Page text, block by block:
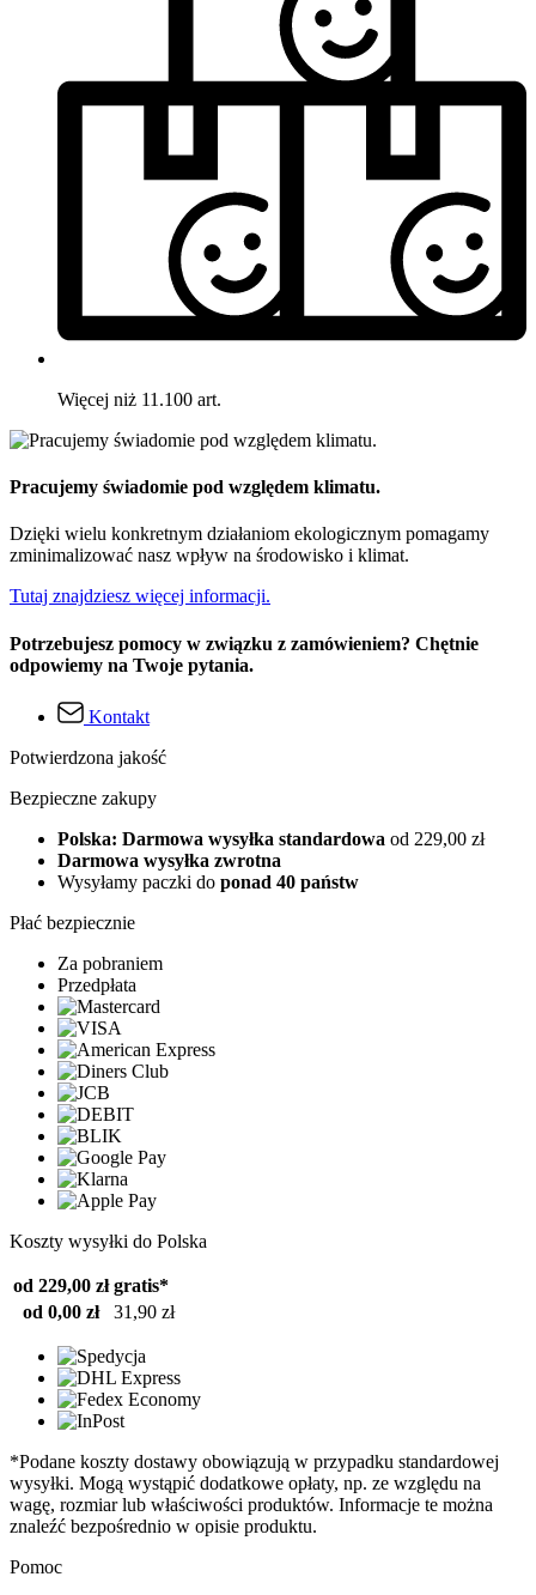
Więcej niż 11.100 art.
Pracujemy świadomie pod względem klimatu.
Dzięki wielu konkretnym działaniom ekologicznym pomagamy
zminimalizować nasz wpływ na środowisko i klimat.
Tutaj znajdziesz więcej informacji.
Potrzebujesz pomocy w związku z zamówieniem? Chętnie
odpowiemy na Twoje pytania.
Kontakt
Potwierdzona jakość
Bezpieczne zakupy
Polska: Darmowa wysyłka standardowa od 229,00 zł
Darmowa wysyłka zwrotna
Wysyłamy paczki do ponad 40 państw
Płać bezpiecznie
Za pobraniem
Przedpłata
Koszty wysyłki do Polska
od 229,00 zł gratis*
od 0,00 zł
31,90 zł
*Podane koszty dostawy obowiązują w przypadku standardowej
wysyłki. Mogą wystąpić dodatkowe opłaty, np. ze względu na
wagę, rozmiar lub właściwości produktów. Informacje te można
znaleźć bezpośrednio w opisie produktu.
Pomoc